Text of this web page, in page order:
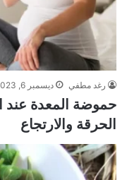
رغد مطفي ديسمبر 6, 2023
حموضة المعدة عند
الحرقة والارتجاع